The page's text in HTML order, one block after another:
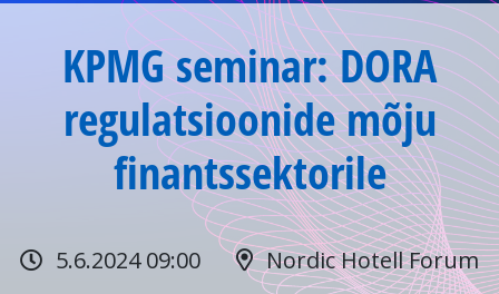
KPMG seminar: DORA
regulatsioonide mõju
finantssektorile
5.6.2024 09:00 Nordic Hotell Forum